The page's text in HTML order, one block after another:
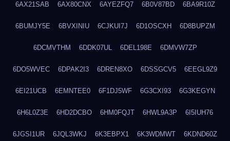
6AX21SAB 6AX80CNX 6AYEZFQ7 6B0V87BD 6BA9R10Z
6BUMJY5E 6BVXINIU 6CJKUI7J 6D1OSCXH 6D8BUPZM
6DCMVTHM 6DDK07UL 6DEL198E 6DMVW7ZP
6DO5WVEC 6DPAK2I3 6DREN8XO 6DSSGCV5 6EEGL9Z9
6EI21UCB 6EMNTEE0 6F1DJ5WF 6G3CXI93 6G3KEGYN
6H6L0Z3E 6HD2DCBO 6HM0FQJT 6HWL9A3P 6I5IUH76
6JGSI1UR 6JQL3WKJ 6K3EBPX1 6K3WDMWT 6KDND60Z